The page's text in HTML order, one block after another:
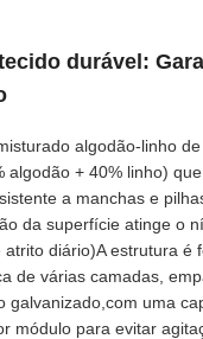
durável:
algodão-linho
algodão + 40% linho)
a manchas e
da superfície atinge o
atrito diário)A estrutura é
de várias camadas,
galvanizado,com uma
módulo para evitar